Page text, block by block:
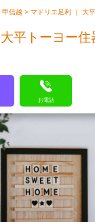
リエはLIXILの厳しい基準を
甲信越>マドリエ足利 ｜ 大
平トーヨー住
お電話